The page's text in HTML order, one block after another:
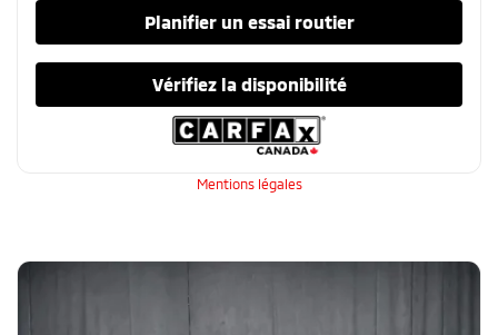
Planifier un essai routier
Vérifiez la disponibilité
Mentions légales